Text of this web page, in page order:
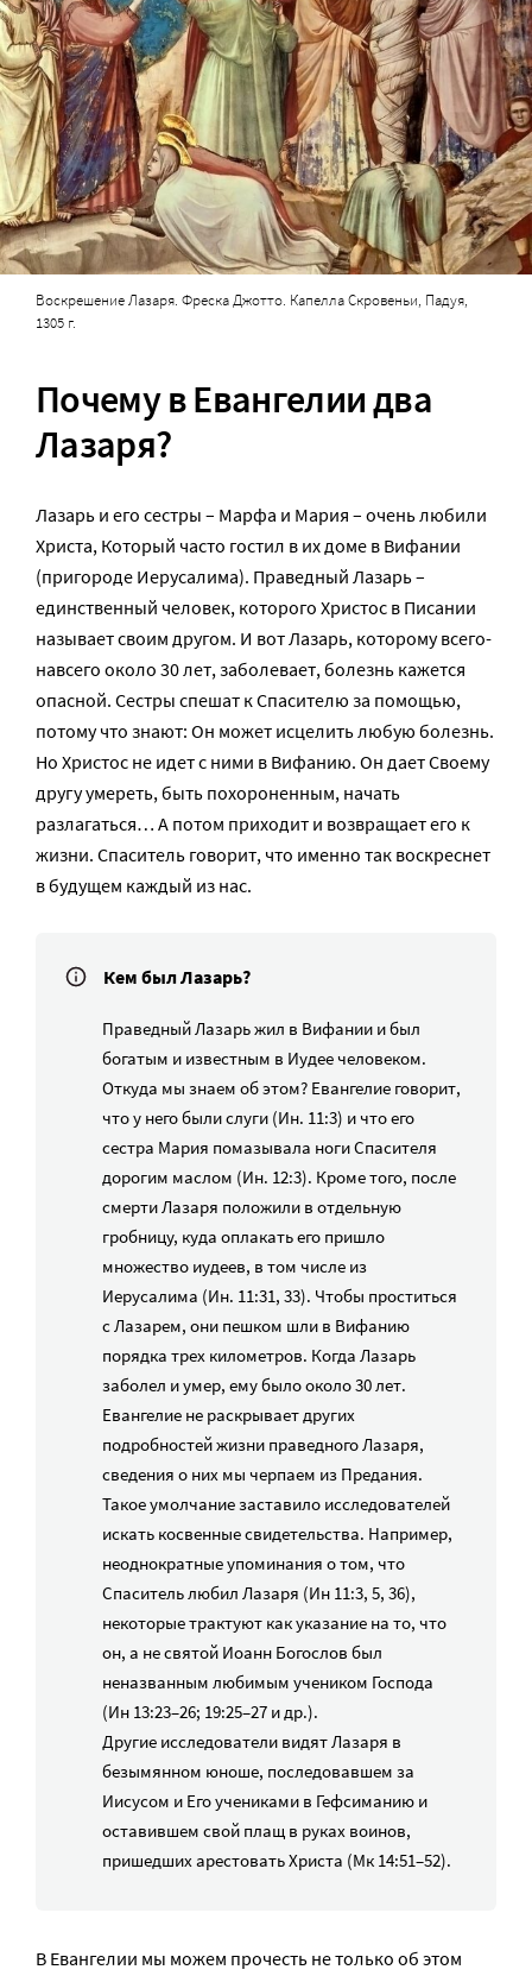
Воскрешение Лазаря. Фреска Джотто. Капелла Скровеньи, Падуя,
1305 г.
Почему в Евангелии два
Лазаря?
Лазарь и его сестры – Марфа и Мария – очень любили
Христа, Который часто гостил в их доме в Вифании
(пригороде Иерусалима). Праведный Лазарь –
единственный человек, которого Христос в Писании
называет своим другом. И вот Лазарь, которому всего-
навсего около 30 лет, заболевает, болезнь кажется
опасной. Сестры спешат к Спасителю за помощью,
потому что знают: Он может исцелить любую болезнь.
Но Христос не идет с ними в Вифанию. Он дает Своему
другу умереть, быть похороненным, начать
разлагаться… А потом приходит и возвращает его к
жизни. Спаситель говорит, что именно так воскреснет
в будущем каждый из нас.
Кем был Лазарь?
Праведный Лазарь жил в Вифании и был
богатым и известным в Иудее человеком.
Откуда мы знаем об этом? Евангелие говорит,
что у него были слуги (Ин. 11:3) и что его
сестра Мария помазывала ноги Спасителя
дорогим маслом (Ин. 12:3). Кроме того, после
смерти Лазаря положили в отдельную
гробницу, куда оплакать его пришло
множество иудеев, в том числе из
Иерусалима (Ин. 11:31, 33). Чтобы проститься
с Лазарем, они пешком шли в Вифанию
порядка трех километров. Когда Лазарь
заболел и умер, ему было около 30 лет.
Евангелие не раскрывает других
подробностей жизни праведного Лазаря,
сведения о них мы черпаем из Предания.
Такое умолчание заставило исследователей
искать косвенные свидетельства. Например,
неоднократные упоминания о том, что
Спаситель любил Лазаря (Ин 11:3, 5, 36),
некоторые трактуют как указание на то, что
он, а не святой Иоанн Богослов был
неназванным любимым учеником Господа
(Ин 13:23–26; 19:25–27 и др.).
Другие исследователи видят Лазаря в
безымянном юноше, последовавшем за
Иисусом и Его учениками в Гефсиманию и
оставившем свой плащ в руках воинов,
пришедших арестовать Христа (Мк 14:51–52).
В Евангелии мы можем прочесть не только об этом